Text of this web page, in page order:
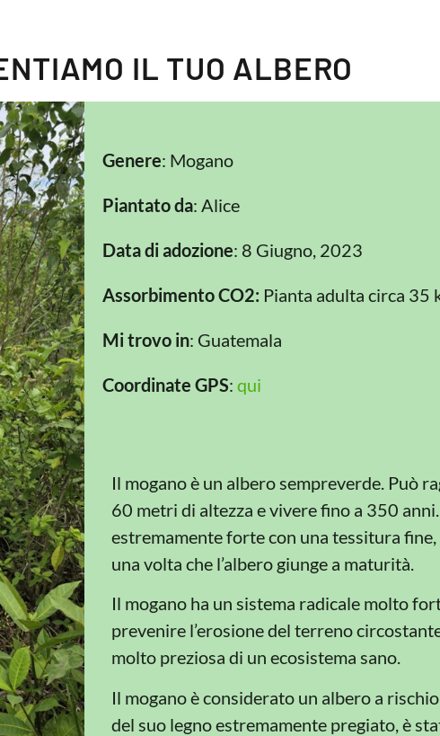
IL TUO ALBERO
Genere: Mogano
Piantato da: Alice
Data di adozione: 8 Giugno, 2023
Assorbimento CO2: Pianta adulta circa 35
Mi trovo in: Guatemala
Coordinate GPS: qui
Il mogano è un albero sempreverde. Può
60 metri di altezza e vivere fino a 350
estremamente forte con una tessitura
una volta che l’albero giunge a maturità.
Il mogano ha un sistema radicale molto
prevenire l’erosione del terreno
molto preziosa di un ecosistema sano.
Il mogano è considerato un albero a
del suo legno estremamente pregiato, è